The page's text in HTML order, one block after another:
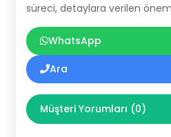
süreci, detaylara verilen
WhatsApp
Ara
Müşteri Yorumları (0)